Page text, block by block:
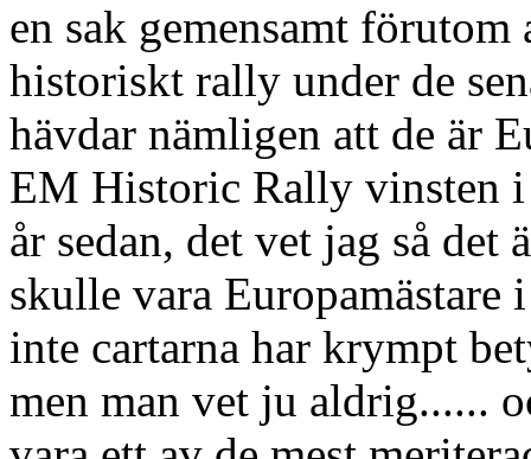
en sak gemensamt förutom
historiskt rally under de
hävdar nämligen att de är
EM Historic Rally vinsten
år sedan, det vet jag så
skulle vara
inte cartarna har krympt
men man vet ju aldrig......